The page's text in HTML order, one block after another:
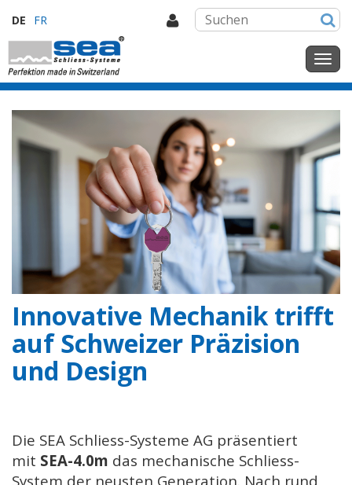
DE FR
Innovative Mechanik trifft
auf Schweizer Präzision
und Design
Die SEA Schliess-Systeme AG präsentiert
mit SEA-4.0m das mechanische Schliess-
System der neusten Generation. Nach rund